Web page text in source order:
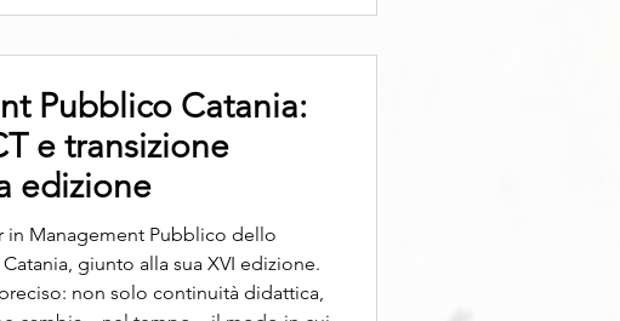
Fino a ieri Copilot era, di
Pubblico Catania:
e transizione
edizione
in Management Pubblico dello
giunto alla sua XVI edizione.
non solo continuità didattica,